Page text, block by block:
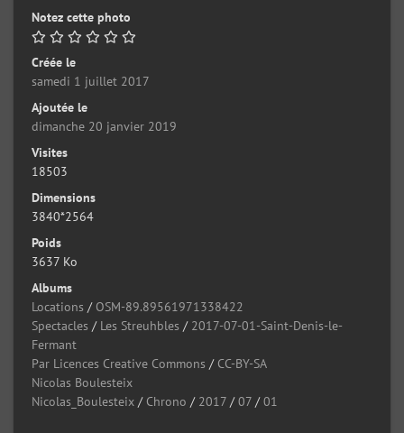
Notez cette photo
Créée le
samedi 1 juillet 2017
Ajoutée le
dimanche 20 janvier 2019
Visites
18503
Dimensions
3840*2564
Poids
3637 Ko
Albums
Locations / OSM-89.89561971338422
Spectacles / Les Streuhbles / 2017-07-01-Saint-Denis-le-
Fermant
Par Licences Creative Commons / CC-BY-SA
Nicolas Boulesteix
Nicolas_Boulesteix / Chrono / 2017 /07 /01